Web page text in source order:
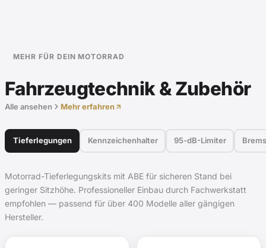
MEHR FÜR DEIN MOTORRAD
Fahrzeugtechnik & Zubehör
Alle ansehen Mehr erfahren
Tieferlegungen Kennzeichenhalter 95-dB-Limiter
Motorrad-Tieferlegungskits mit ABE für sicheren Stand bei
geringer Sitzhöhe. Professioneller Einbau durch Fachwerkstatt
empfohlen — passend für über 400 Modelle aller gängigen
Hersteller.